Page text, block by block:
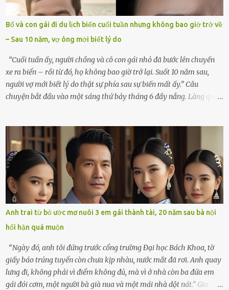
mãi.Buổi sáng hôm đó, sau khi cúng cơm xong, tôi quyết định lên
sắp xếp lại bàn thờ vợ. Mọi thứ vẫn như mọi ngày, nhưng có điều gì
đó kỳ lạ mà tôi không thể giải thích được. Trong khoảnh khắc tôi
cúi xuống lau chùi bát hương, một luồng gió lạ thoáng qua, khiến
tôi giật mình. Và rồi, một chuyện kinh...
Bố và con gái đi du lịch biển cuối tuần nhưng không bao giờ trở về
– Sau 10 năm, vợ ông mới biết lý do
“Cuối tuần ấy, người chồng và cô con gái nhỏ đã bước lên chuyến
xe ra biển – rồi từ đó, họ không bao giờ trở lại. Suốt 10 năm sau,
người vợ mới biết lý do thật sự phía sau sự biến mất ấy.” Câu
chuyện bắt đầu vào một sáng thứ bảy tháng 6 đầy nắng. Làng quê
không kém. Ông Minh, vốn là một người đàn ông điềm đạm, ít nói,
hôm ấy lại đặc biệt vui vẻ. Ông chuẩn bị hành lý cho chuyến đi biển
cùng cô con gái 8 tuổi tên Thảo. “Em ở nhà nghỉ ngơi nhé, anh đưa
con đi biển hai ngày, để nó được ngắm sóng, nghịch cát. Về chắc nó
sẽ kể cho em nghe cả tuần không hết chuyện.” – Ông Minh cười
hiền, vuốt tóc vợ. Bà Hạnh nhìn chồng và con gái ríu rít chuẩn bị mà
lòng cũng rộn ràng. Bà vốn ít có dịp đi xa vì còn bận buôn bán ở chợ,
nên lần này cũng đành ở nhà. Thảo ôm chầm lấy mẹ trước khi đi:
“Con sẽ nhặt thật nhiều vỏ sò cho mẹ nhé!” Chiếc xe khách lăn
bánh rời khỏi bến...
Anh trai từ bỏ ước mơ nuôi 3 em gái thành tài, 20 năm sau bà nội
hối hận quá muộn
“Ngày đó, anh tôi đứng trước cổng trường Đại học Bách Khoa, tờ
giấy báo trúng tuyển còn chưa kịp nhàu, nước mắt đã rơi. Anh quay
lưng đi, không phải vì điểm không đủ, mà vì ở nhà còn ba đứa em
gái đói cơm, một người bà già nua và một mái nhà dột nát.” Gia